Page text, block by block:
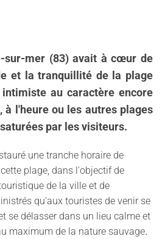
sur-mer (83) avait à cœur de
et la tranquillité de la plage
au caractère encore
à l'heure ou les autres plages
par les visiteurs.
une tranche horaire de
plage, dans l'objectif de
de la ville et de
qu'aux touristes de venir se
se délasser dans un lieu calme et
maximum de la nature sauvage.